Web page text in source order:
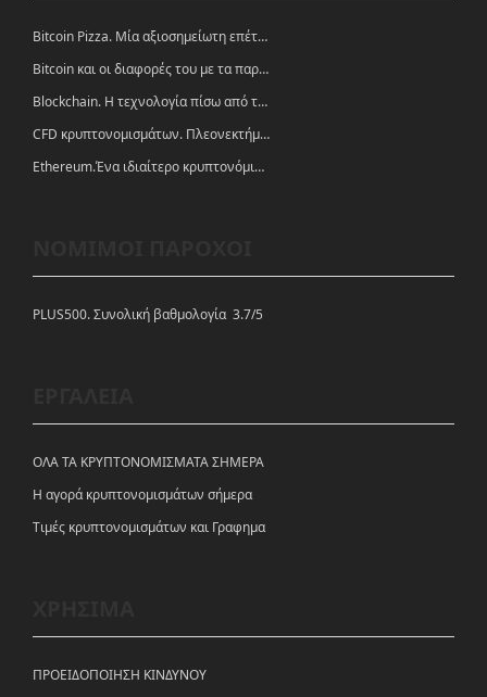
Bitcoin Pizza. Μία αξιοσημείωτη επέτειος.
Bitcoin και οι διαφορές του με τα παραδοσιακά νομίσματα
Blockchain. Η τεχνολογία πίσω από τα κρυπτονομίσματα
CFD κρυπτονομισμάτων. Πλεονεκτήματα και ευκαιρίες
Ethereum.Ένα ιδιαίτερο κρυπτονόμισμα-πλατφόρμα
PLUS500. Συνολική βαθμολογία 3.7/5
ΟΛΑ ΤΑ ΚΡΥΠΤΟΝΟΜΙΣΜΑΤΑ ΣΗΜΕΡΑ
Η αγορά κρυπτονομισμάτων σήμερα
Tιμές κρυπτονομισμάτων και Γραφημα
ΠΡΟΕΙΔΟΠΟΙΗΣΗ ΚΙΝΔΥΝΟΥ